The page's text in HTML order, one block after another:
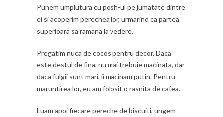
Punem umplutura cu posh-ul pe jumatate dintre
ei si acoperim perechea lor, urmarind ca partea
superioara sa ramana la vedere.
Pregatim nuca de cocos pentru decor. Daca
este destul de fina, nu mai trebuie macinata, dar
daca fulgii sunt mari, ii macinam putin. Pentru
maruntirea lor, eu am folosit o rasnita de cafea.
Luam apoi fiecare pereche de biscuiti, ungem